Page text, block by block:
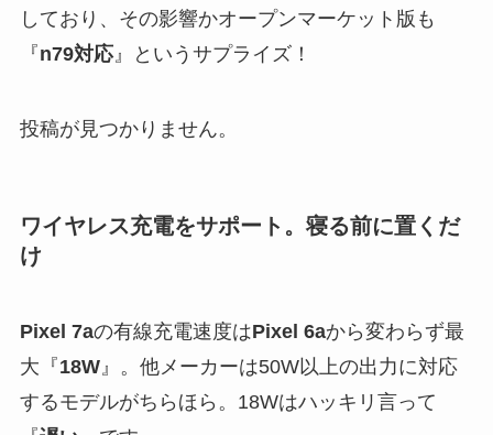
しており、その影響かオープンマーケット版も
『n79対応』というサプライズ！
投稿が見つかりません。
ワイヤレス充電をサポート。寝る前に置くだ
け
Pixel 7aの有線充電速度はPixel 6aから変わらず最
大『18W』。他メーカーは50W以上の出力に対応
するモデルがちらほら。18Wはハッキリ言って